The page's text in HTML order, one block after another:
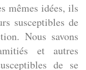
mêmes idées, ils
susceptibles de
Nous savons
et autres
de se